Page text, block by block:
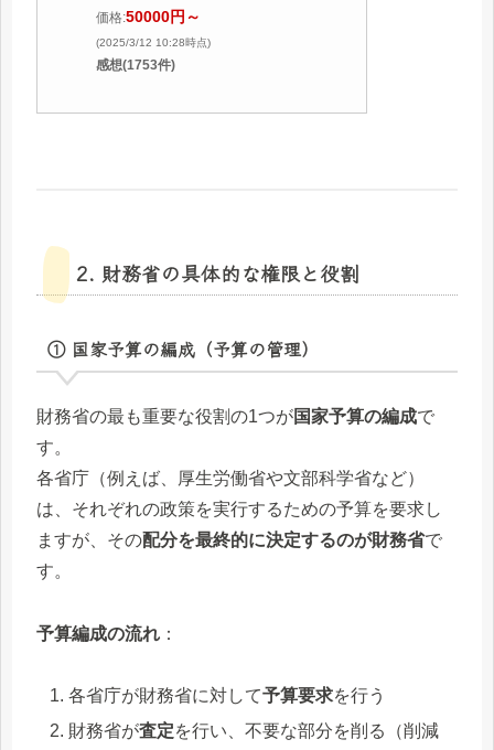
価格:50000円～
(2025/3/12 10:28時点)
感想(1753件)
2. 財務省の具体的な権限と役割
① 国家予算の編成（予算の管理）
財務省の最も重要な役割の1つが国家予算の編成で
す。
各省庁（例えば、厚生労働省や文部科学省など）
は、それぞれの政策を実行するための予算を要求し
ますが、その配分を最終的に決定するのが財務省で
す。
予算編成の流れ ：
各省庁が財務省に対して予算要求を行う
財務省が査定を行い、不要な部分を削る（削減